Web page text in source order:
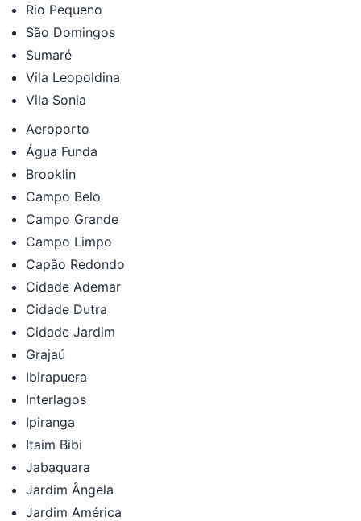
Rio Pequeno
São Domingos
Sumaré
Vila Leopoldina
Vila Sonia
Aeroporto
Água Funda
Brooklin
Campo Belo
Campo Grande
Campo Limpo
Capão Redondo
Cidade Ademar
Cidade Dutra
Cidade Jardim
Grajaú
Ibirapuera
Interlagos
Ipiranga
Itaim Bibi
Jabaquara
Jardim Ângela
Jardim América